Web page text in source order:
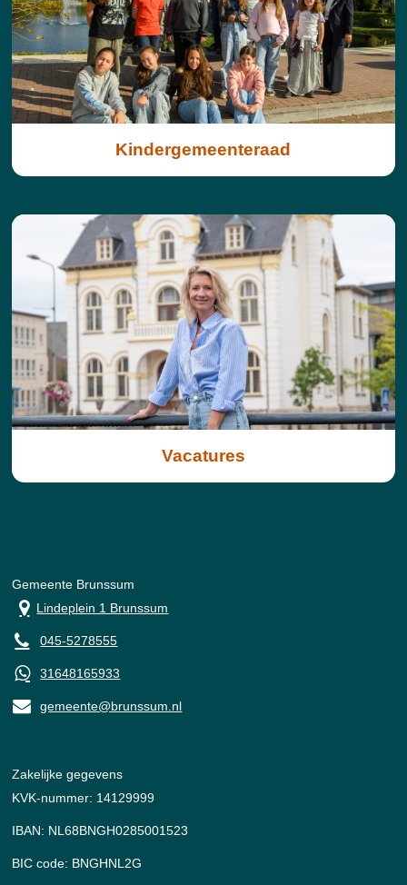
Kindergemeenteraad
Vacatures
Gemeente Brunssum
Lindeplein 1 Brunssum
045-5278555
31648165933
gemeente@brunssum.nl
Zakelijke gegevens
KVK-nummer: 14129999
IBAN: NL68BNGH0285001523
BIC code: BNGHNL2G